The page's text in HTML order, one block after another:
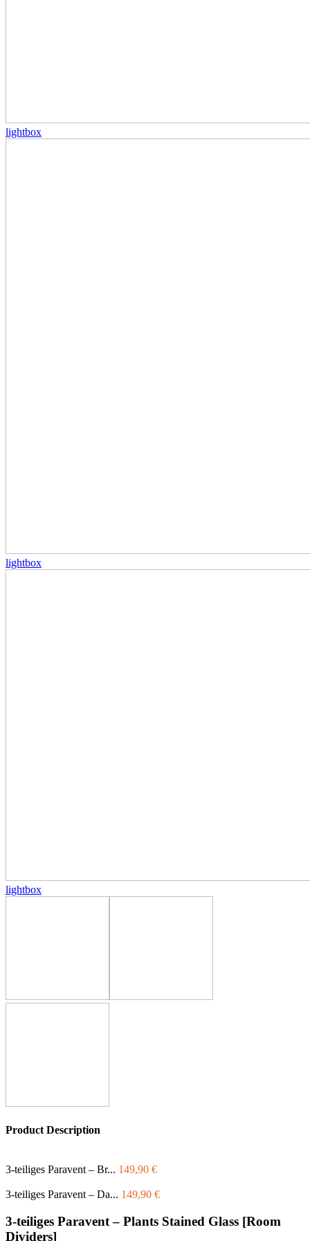
lightbox
lightbox
lightbox
Product Description
3-teiliges Paravent – Br... 149,90 €
3-teiliges Paravent – Da... 149,90 €
3-teiliges Paravent – Plants Stained Glass [Room
Dividers]